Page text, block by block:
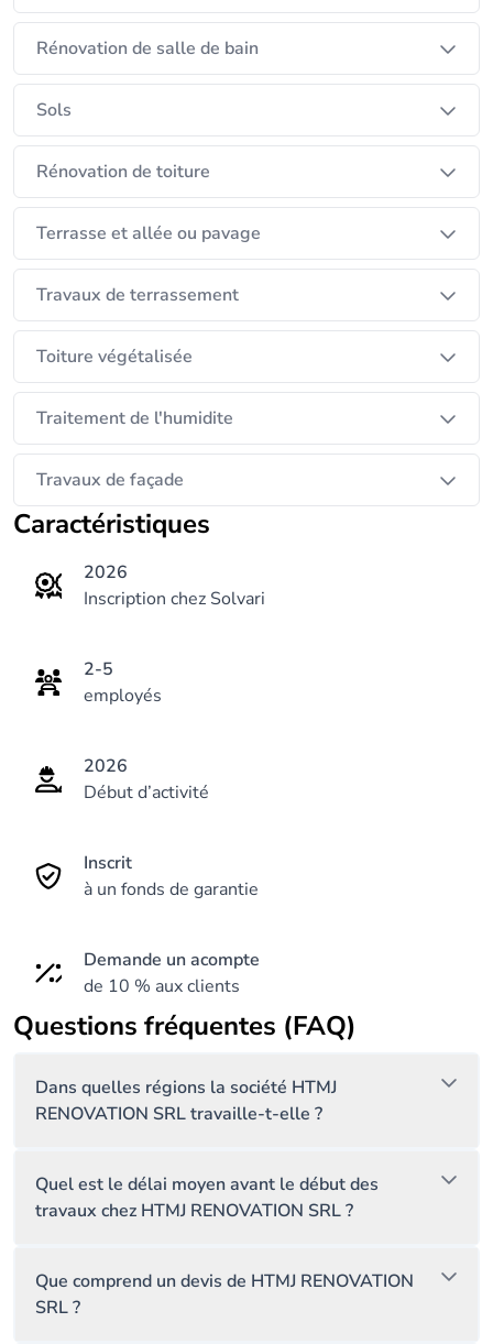
Rénovation de salle de bain
Sols
Rénovation de toiture
Terrasse et allée ou pavage
Travaux de terrassement
Toiture végétalisée
Traitement de l'humidite
Travaux de façade
Caractéristiques
2026
Inscription chez Solvari
2-5
employés
2026
Début d’activité
Inscrit
à un fonds de garantie
Demande un acompte
de 10 % aux clients
Questions fréquentes (FAQ)
Dans quelles régions la société HTMJ
RENOVATION SRL travaille-t-elle ?
Quel est le délai moyen avant le début des
travaux chez HTMJ RENOVATION SRL ?
Que comprend un devis de HTMJ RENOVATION
SRL ?